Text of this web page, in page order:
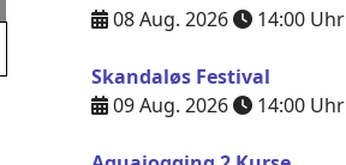
08 Aug. 2026
14:00 Uhr
Skandaløs Festival
09 Aug. 2026
14:00 Uhr